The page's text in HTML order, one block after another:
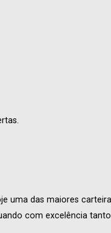
uma das maiores
com excelência